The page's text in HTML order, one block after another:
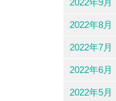
2022年9月
2022年8月
2022年7月
2022年6月
2022年5月